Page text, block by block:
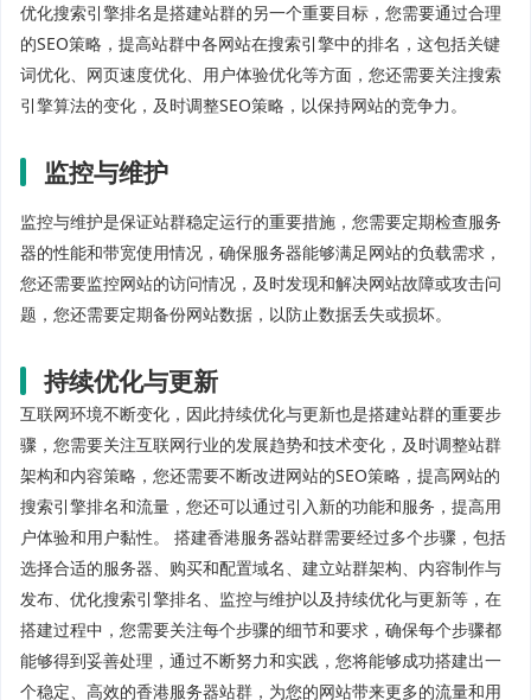
优化搜索引擎排名是搭建站群的另一个重要目标，您需要通过合理
的SEO策略，提高站群中各网站在搜索引擎中的排名，这包括关键
词优化、网页速度优化、用户体验优化等方面，您还需要关注搜索
引擎算法的变化，及时调整SEO策略，以保持网站的竞争力。
监控与维护
监控与维护是保证站群稳定运行的重要措施，您需要定期检查服务
器的性能和带宽使用情况，确保服务器能够满足网站的负载需求，
您还需要监控网站的访问情况，及时发现和解决网站故障或攻击问
题，您还需要定期备份网站数据，以防止数据丢失或损坏。
持续优化与更新
互联网环境不断变化，因此持续优化与更新也是搭建站群的重要步
骤，您需要关注互联网行业的发展趋势和技术变化，及时调整站群
架构和内容策略，您还需要不断改进网站的SEO策略，提高网站的
搜索引擎排名和流量，您还可以通过引入新的功能和服务，提高用
户体验和用户黏性。 搭建香港服务器站群需要经过多个步骤，包括
选择合适的服务器、购买和配置域名、建立站群架构、内容制作与
发布、优化搜索引擎排名、监控与维护以及持续优化与更新等，在
搭建过程中，您需要关注每个步骤的细节和要求，确保每个步骤都
能够得到妥善处理，通过不断努力和实践，您将能够成功搭建出一
个稳定、高效的香港服务器站群，为您的网站带来更多的流量和用